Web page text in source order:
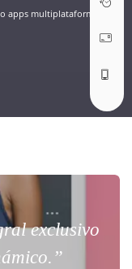
apps multiplataforma
exclusivo
ABRIR TICKET